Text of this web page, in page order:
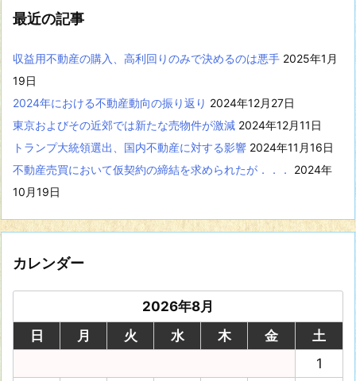
示
最近の記事
収益用不動産の購入、高利回りのみで決めるのは悪手 2025年1月
19日
2024年における不動産動向の振り返り 2024年12月27日
東京およびその近郊では新たな売物件が激減 2024年12月11日
トランプ大統領選出、国内不動産に対する影響 2024年11月16日
不動産売買において仮契約の締結を求められたが．．．
2024年
10月19日
カレンダー
2026年8月
日
月 火 水 木 金
土
1